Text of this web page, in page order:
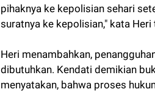
pihaknya ke kepolisian sehari
suratnya ke kepolisian," kata Heri
Heri menambahkan,
dibutuhkan. Kendati demikian
menyatakan, bahwa proses